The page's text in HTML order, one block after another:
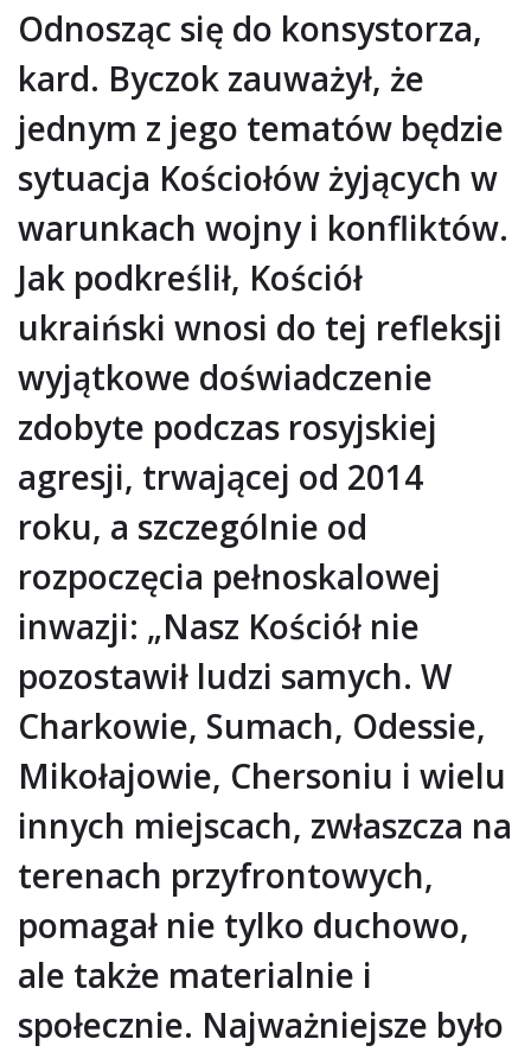
Odnosząc się do konsystorza,
kard. Byczok zauważył, że
jednym z jego tematów będzie
sytuacja Kościołów żyjących w
warunkach wojny i konfliktów.
Jak podkreślił, Kościół
ukraiński wnosi do tej refleksji
wyjątkowe doświadczenie
zdobyte podczas rosyjskiej
agresji, trwającej od 2014
roku, a szczególnie od
rozpoczęcia pełnoskalowej
inwazji: „Nasz Kościół nie
pozostawił ludzi samych. W
Charkowie, Sumach, Odessie,
Mikołajowie, Chersoniu i wielu
innych miejscach, zwłaszcza na
terenach przyfrontowych,
pomagał nie tylko duchowo,
ale także materialnie i
społecznie. Najważniejsze było